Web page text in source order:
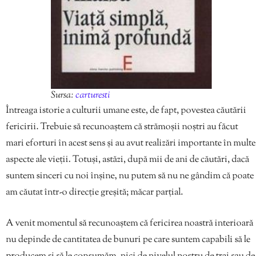
Sursa:carturesti
Întreaga istorie a culturii umane este, de fapt, povestea căutării
fericirii. Trebuie să recunoaștem că strămoșii noștri au făcut
mari eforturi în acest sens și au avut realizări importante în multe
aspecte ale vieții. Totuși, astăzi, după mii de ani de căutări, dacă
suntem sinceri cu noi înșine, nu putem să nu ne gândim că poate
am căutat într-o direcție greșită; măcar parțial.
A venit momentul să recunoaștem că fericirea noastră interioară
nu depinde de cantitatea de bunuri pe care suntem capabili să le